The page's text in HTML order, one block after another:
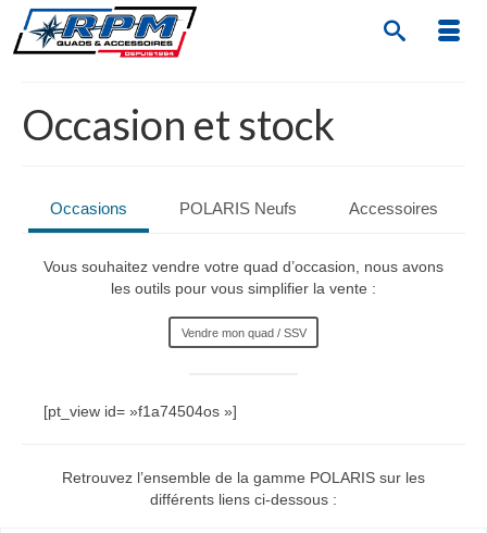
Occasion et stock
Occasions POLARIS Neufs Accessoires
Vous souhaitez vendre votre quad d’occasion, nous avons
les outils pour vous simplifier la vente :
Vendre mon quad / SSV
[pt_view id= »f1a74504os »]
Retrouvez l’ensemble de la gamme POLARIS sur les
différents liens ci-dessous :